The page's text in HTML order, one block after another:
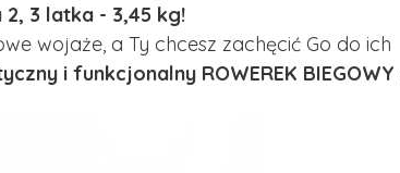
2, 3 latka - 3,45 kg!
wojaże, a Ty chcesz zachęcić Go do ich
i funkcjonalny ROWEREK